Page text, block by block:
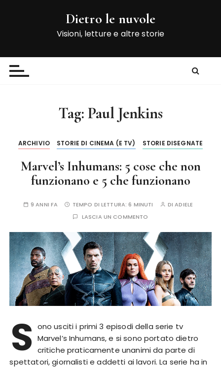
a
Dietro le nuvole
Visioni, letture e altre storie
Tag: Paul Jenkins
ARCHIVIO STORIE DI CINEMA (E TV) STORIE DISEGNATE
Marvel’s Inhumans: 5 cose che non
funzionano e 5 che funzionano
9 ANNI FA TEMPO DI LETTURA:6 MINUTI DIADIELE
LASCIA UN COMMENTO
S ono usciti i primi 3 episodi della serie tv
Marvel’s Inhumans, e si sono portato dietro
critiche praticamente unanimi da parte di
spettatori, giornalisti e addetti ai lavori. La serie ha in